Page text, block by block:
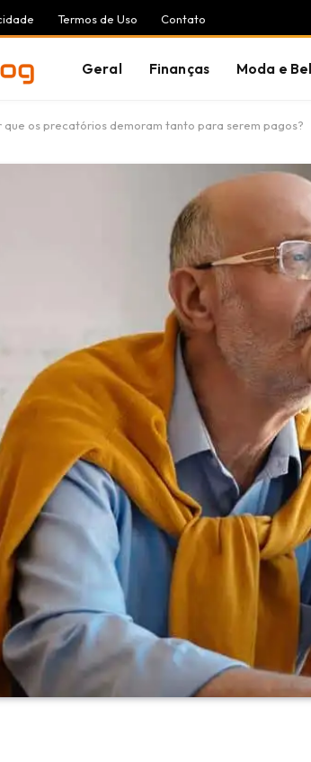
Termos de Uso Contato
Geral Finanças Moda e
que os precatórios demoram tanto para serem pagos?